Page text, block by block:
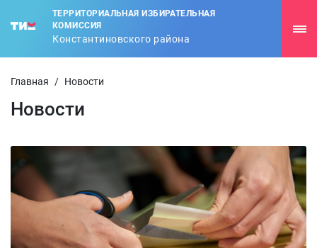
ТЕРРИТОРИАЛЬНАЯ ИЗБИРАТЕЛЬНАЯ
КОМИССИЯ
Константиновского района
Главная / Новости
Новости